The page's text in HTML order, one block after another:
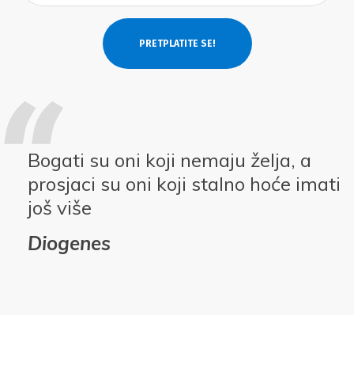
Bogati su oni koji nemaju želja, a
prosjaci su oni koji stalno hoće imati
još više
Diogenes